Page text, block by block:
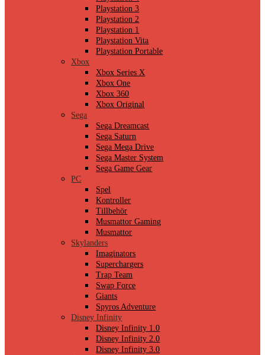
Playstation 3
Playstation 2
Playstation 1
Playstation Vita
Playstation Portable
Xbox
Xbox Series X
Xbox One
Xbox 360
Xbox Original
Sega
Sega Dreamcast
Sega Saturn
Sega Mega Drive
Sega Master System
Sega Game Gear
PC
Spel
Kontroller
Tillbehör
Musmattor Gaming
Musmattor
Skylanders
Imaginators
Superchargers
Trap Team
Swap Force
Giants
Spyros Adventure
Disney Infinity
Disney Infinity 1.0
Disney Infinity 2.0
Disney Infinity 3.0